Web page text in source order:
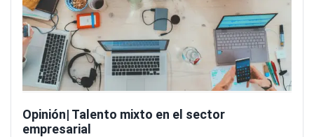
Opinión| Talento mixto en el sector
empresarial